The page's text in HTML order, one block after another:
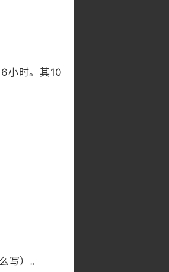
小时。其10
写）。